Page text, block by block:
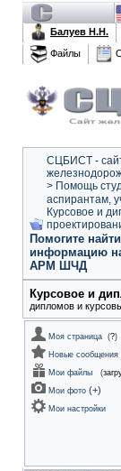
Балуев Н.Н.
Файлы
СЦБИСТ -
> Помощь
аспирантам,
Курсовое и
Помогите найти
информацию
АРМ ШЧД
Курсовое и
дипломов и
Моя страница (?)
Новые сообщения
Мои файлы
(
Мои фото (+)
Мои настройки